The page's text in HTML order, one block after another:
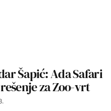
Šapić: Ada Safari
za Zoo-vrt